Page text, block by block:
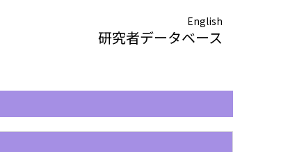
English
研究者データベース